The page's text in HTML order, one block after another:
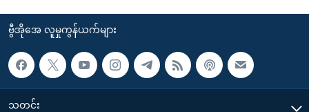
ဗွီအိုအေ လူမှုကွန်ယက်များ
သတင်း